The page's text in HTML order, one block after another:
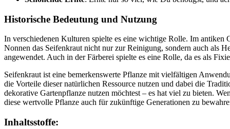
Historische Bedeutung und Nutzung
In verschiedenen Kulturen spielte es eine wichtige Rolle. Im antiken
Nonnen das Seifenkraut nicht nur zur Reinigung, sondern auch als
angewendet. Auch in der Färberei spielte es eine Rolle, da es als
Seifenkraut ist eine bemerkenswerte Pflanze mit vielfältigen
die Vorteile dieser natürlichen Ressource nutzen und dabei die
dekorative Gartenpflanze nutzen möchtest – es hat viel zu bieten.
diese wertvolle Pflanze auch für zukünftige Generationen zu
Inhaltsstoffe: